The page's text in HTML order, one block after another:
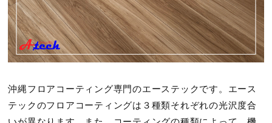
沖縄フロアコーティング専門のエーステックです。エース
テックのフロアコーティングは３種類それぞれの光沢度合